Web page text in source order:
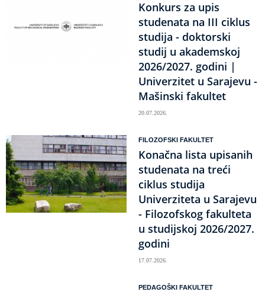
Konkurs za upis
studenata na III ciklus
studija - doktorski
studij u akademskoj
2026/2027. godini |
Univerzitet u Sarajevu -
Mašinski fakultet
20.07.2026.
FILOZOFSKI FAKULTET
Konačna lista upisanih
studenata na treći
ciklus studija
Univerziteta u Sarajevu
- Filozofskog fakulteta
u studijskoj 2026/2027.
godini
17.07.2026.
PEDAGOŠKI FAKULTET